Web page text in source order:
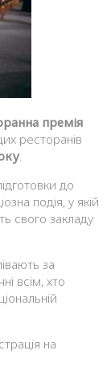
премія
ресторанів
.
до
подія, у якій
свого закладу
за
всім, хто
на